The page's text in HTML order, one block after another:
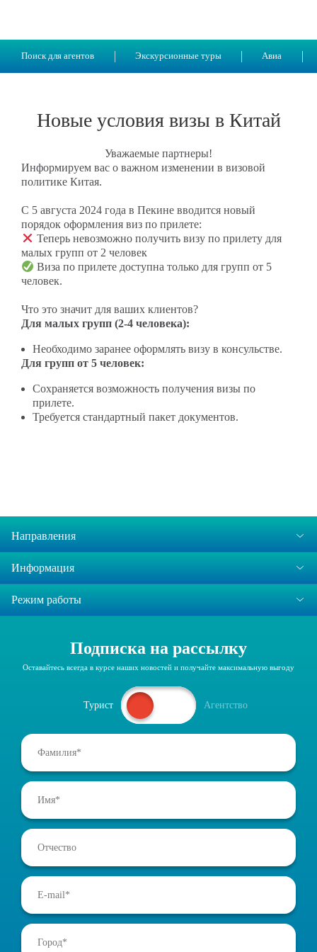
Поиск для агентов Экскурсионные туры Авиа
Новые условия визы в Китай
Уважаемые партнеры!
Информируем вас о важном изменении в визовой
политике Китая.
С 5 августа 2024 года в Пекине вводится новый
порядок оформления виз по прилете:
Теперь невозможно получить визу по прилету для
малых групп от 2 человек
Виза по прилете доступна только для групп от 5
человек.
Что это значит для ваших клиентов?
Для малых групп (2-4 человека):
Необходимо заранее оформлять визу в консульстве.
Для групп от 5 человек:
Сохраняется возможность получения визы по
прилете.
Требуется стандартный пакет документов.
Направления
Информация
Режим работы
Подписка на рассылку
Оставайтесь всегда в курсе наших новостей и получайте максимальную выгоду
Турист Агентство